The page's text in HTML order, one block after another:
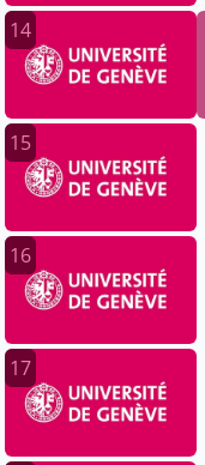
14
15
16
17